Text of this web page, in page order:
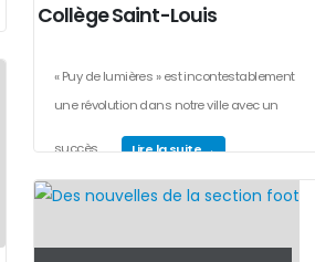
Collège Saint-Louis
« Puy de lumières » est incontestablement
une révolution dans notre ville avec un
succès... Lire la suite →